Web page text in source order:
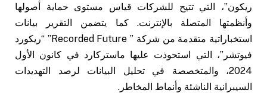
ريكون”، التي تتيح للشركات قياس مستوى حماية أصولها
وأنظمتها المتصلة بالإنترنت. كما يتضمن التقرير بيانات
استخباراتية متقدمة من شركة ” Recorded Future” “ريكورد
فيوتشر”، التي استحوذت عليها ماستركارد في كانون الأول
2024، والمتخصصة في تحليل البيانات لرصد التهديدات
السيبرانية الناشئة وأنماط المخاطر.